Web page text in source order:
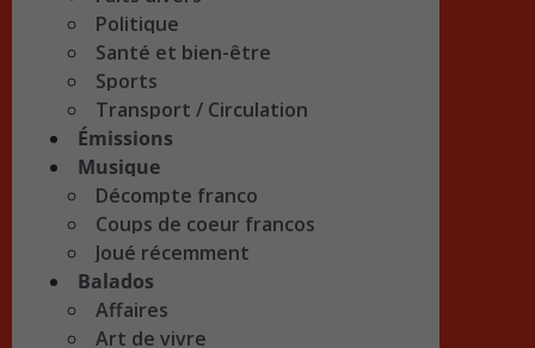
Politique
Santé et bien-être
Sports
Transport / Circulation
Émissions
Musique
Décompte franco
Coups de coeur francos
Joué récemment
Balados
Affaires
Art de vivre